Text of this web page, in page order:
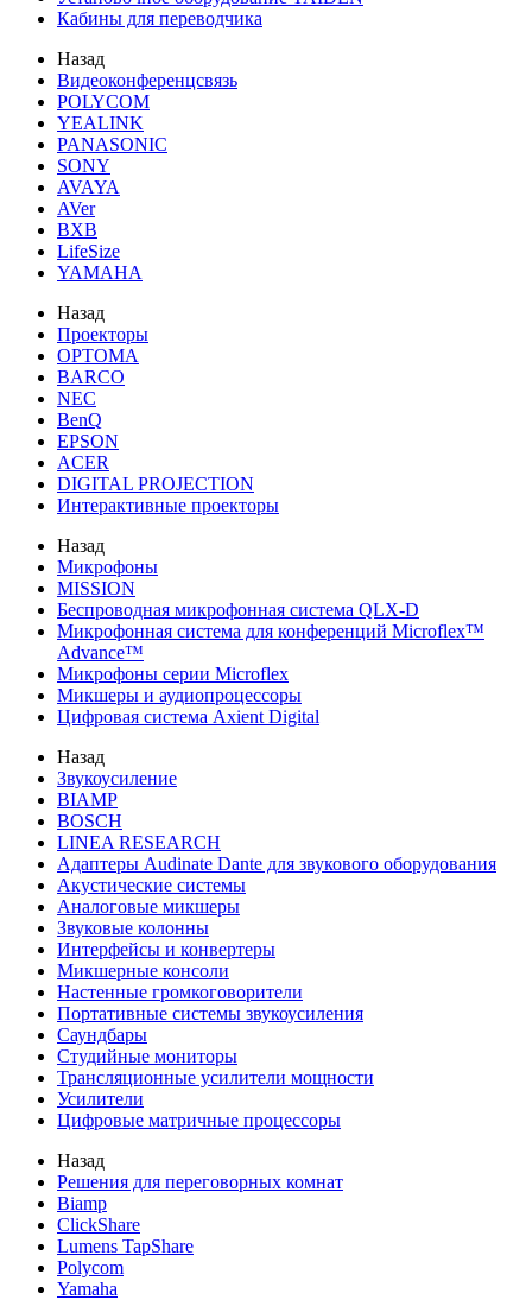
Кабины для переводчика
Назад
Видеоконференцсвязь
POLYCOM
YEALINK
PANASONIC
SONY
AVAYA
AVer
BXB
LifeSize
YAMAHA
Назад
Проекторы
OPTOMA
BARCO
NEC
BenQ
EPSON
ACER
DIGITAL PROJECTION
Интерактивные проекторы
Назад
Микрофоны
MISSION
Беспроводная микрофонная система QLX-D
Микрофонная система для конференций Microflex™
Advance™
Микрофоны серии Microflex
Микшеры и аудиопроцессоры
Цифровая система Axient Digital
Назад
Звукоусиление
BIAMP
BOSCH
LINEA RESEARCH
Адаптеры Audinate Dante для звукового оборудования
Акустические системы
Аналоговые микшеры
Звуковые колонны
Интерфейсы и конвертеры
Микшерные консоли
Настенные громкоговорители
Портативные системы звукоусиления
Саундбары
Студийные мониторы
Трансляционные усилители мощности
Усилители
Цифровые матричные процессоры
Назад
Решения для переговорных комнат
Biamp
ClickShare
Lumens TapShare
Polycom
Yamaha